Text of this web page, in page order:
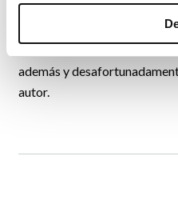
muchos años no recuerdo ya
el que, aunque me dejé los
además y
autor.